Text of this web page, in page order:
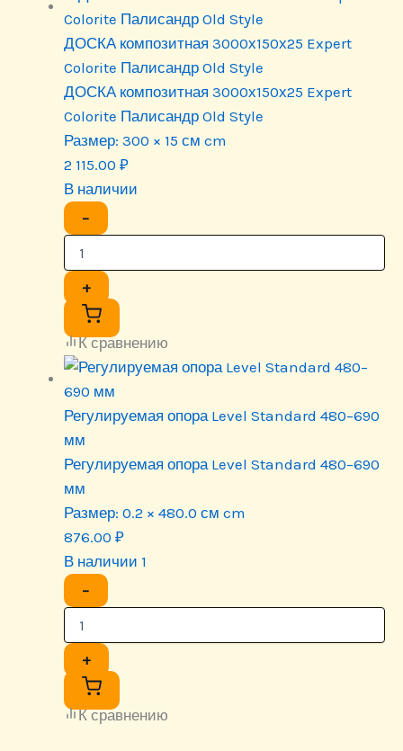
ДОСКА композитная 3000х150х25 Expert
Colorite Палисандр Old Style
ДОСКА композитная 3000х150х25 Expert
Colorite Палисандр Old Style
Размер: 300 × 15 см cm
2 115.00 ₽
В наличии
−
+
К сравнению
Регулируемая опора Level Standard 480–690
мм
Регулируемая опора Level Standard 480–690
мм
Размер: 0.2 × 480.0 см cm
876.00 ₽
В наличии 1
−
+
К сравнению